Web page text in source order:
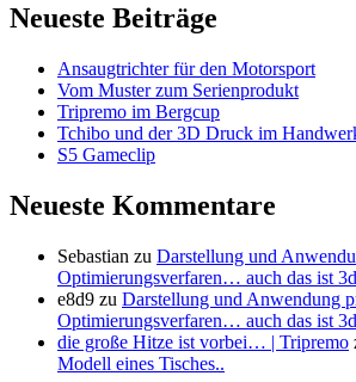
Neueste Beiträge
Ansaugtrichter für den Motorsport
Vom Muster zum Serienprodukt
Tripremo im Bergcup
Tchibo und der 3D Druck im
S5 Gameclip
Neueste Kommentare
Sebastian zu Darstellung und
Optimierungsverfaren… auch das ist
e8d9 zu Darstellung und Anwendung
Optimierungsverfaren… auch das ist
die große Hitze ist vorbei… | Tripremo
Modell eines Tisches..